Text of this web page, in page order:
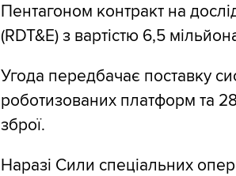
Пентагоном контракт на
(RDT&E) з вартістю 6,5
Угода передбачає поставку
роботизованих платформ та
зброї.
Наразі Сили спеціальних